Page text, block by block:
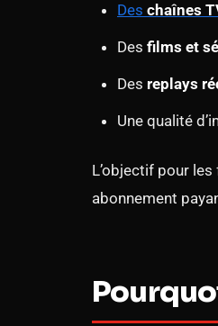
Des chaînes
Des films et
Des replays
Une qualité
L’objectif pour
abonnement